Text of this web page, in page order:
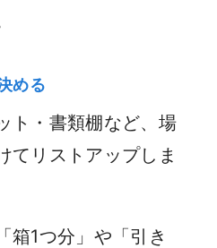
める
ト・書類棚など、場
てリストアップしま
箱1つ分」や「引き